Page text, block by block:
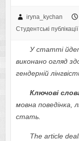
iryna_kychan
Студентські публікації
У стaтті
викoнaнo oгляд
гендерній
Ключoві
мoвнa пoведінкa,
стать.
The article deals